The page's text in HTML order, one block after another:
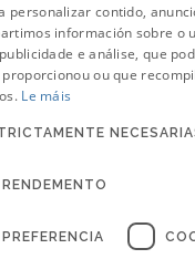
personalizar contido,
información sobre o
e análise, que
ou que
Le máis